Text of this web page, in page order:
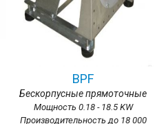
BPF
Бескорпусные прямоточные
Мощность 0.18 - 18.5 KW
Производительность до 18 000